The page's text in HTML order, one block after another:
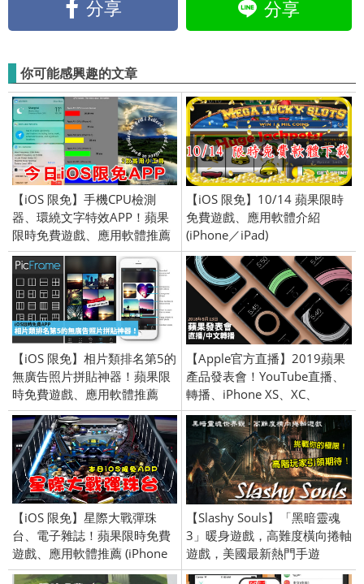
分享 分享
你可能感興趣的文章
【iOS 限免】手機CPU檢測
器、環繞文字特效APP！蘋果
限時免費遊戲、應用軟體推薦
(iPhone／iPad) 2018/08/06
【iOS 限免】10/14 蘋果限時
免費遊戲、應用軟體介紹
(iPhone／iPad)
【iOS 限免】相片類排名第5的
無廣告照片拼貼神器！蘋果限
時免費遊戲、應用軟體推薦
(iPhone／iPad) 2018/03/14
【Apple官方直播】2019蘋果
產品發表會！YouTube直播、
轉播、iPhone XS、XC、
AirPods 2
【iOS 限免】星際大戰彈珠
台、電子雜誌！蘋果限時免費
遊戲、應用軟體推薦 (iPhone
／iPad) 2018/05/02
【Slashy Souls】「黑暗靈魂
3」暖身遊戲，高難度橫向捲軸
遊戲，美國最新熱門手遊
APP，內附APK檔案下載